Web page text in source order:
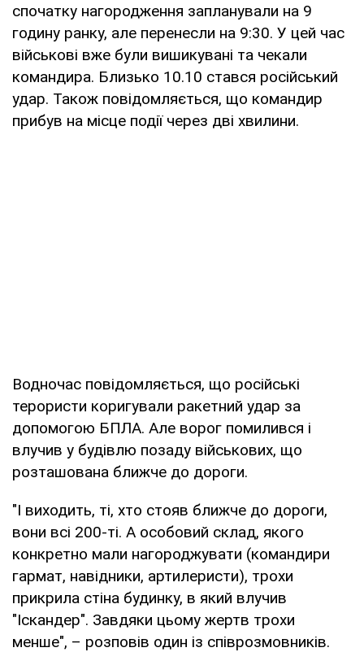
спочатку нагородження запланували на 9
годину ранку, але перенесли на 9:30. У цей час
військові вже були вишикувані та чекали
командира. Близько 10.10 стався російський
удар. Також повідомляється, що командир
прибув на місце події через дві хвилини.
Водночас повідомляється, що російські
терористи коригували ракетний удар за
допомогою БПЛА. Але ворог помилився і
влучив у будівлю позаду військових, що
розташована ближче до дороги.
"І виходить, ті, хто стояв ближче до дороги,
вони всі 200-ті. А особовий склад, якого
конкретно мали нагороджувати (командири
гармат, навідники, артилеристи), трохи
прикрила стіна будинку, в який влучив
"Іскандер". Завдяки цьому жертв трохи
менше", – розповів один із співрозмовників.